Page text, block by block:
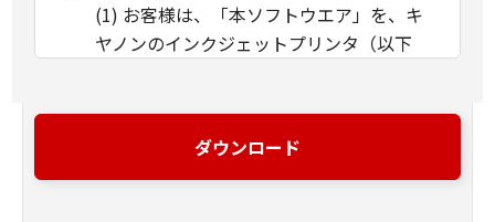
(1) お客様は、「本ソフトウエア」を、キ
ヤノンのインクジェットプリンタ（以下
とは、「許諾ソフトウエア」をコンピュー
タの記憶媒体上にインストールすること、
ダウンロード